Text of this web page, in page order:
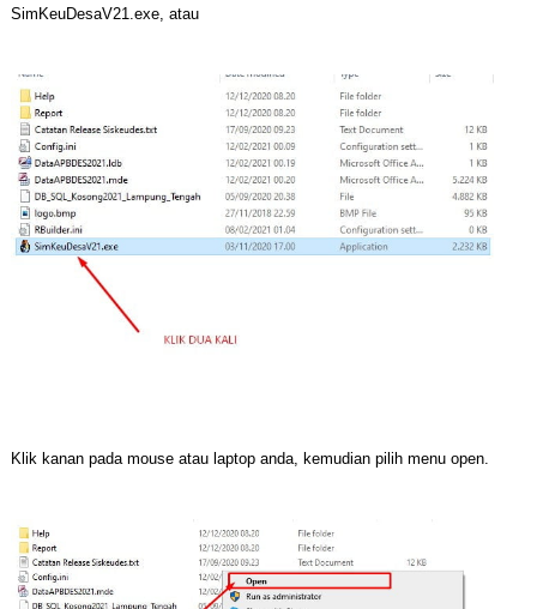
SimKeuDesaV21.exe, atau
Klik kanan pada mouse atau laptop anda, kemudian pilih menu open.